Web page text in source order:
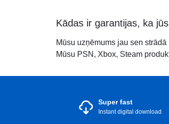
Kādas ir garantijas, ka
Mūsu uzņēmums jau sen
Mūsu PSN, Xbox, Steam
Super fast
Instant digital download